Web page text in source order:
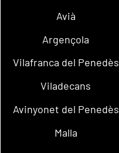
Avià
Argençola
Vilafranca del Penedès
Viladecans
Avinyonet del Penedès
Malla